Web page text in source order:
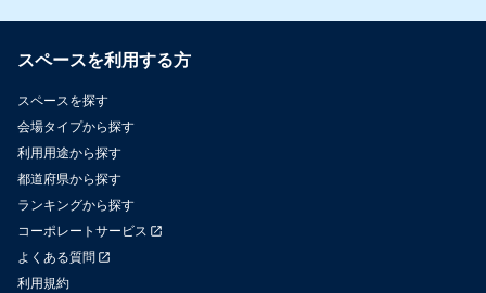
スペースを利用する方
スペースを探す
会場タイプから探す
利用用途から探す
都道府県から探す
ランキングから探す
コーポレートサービス
よくある質問
利用規約